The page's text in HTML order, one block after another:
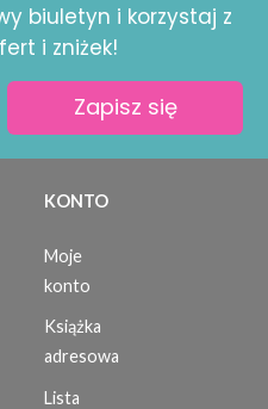
biuletyn i korzystaj z
i zniżek!
Zapisz się
KONTO
Moje
konto
Książka
adresowa
Lista